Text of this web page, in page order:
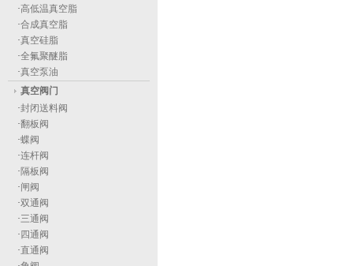
·高低温真空脂
·合成真空脂
·真空硅脂
·全氟聚醚脂
·真空泵油
真空阀门
·封闭送料阀
·翻板阀
·蝶阀
·连杆阀
· 隔板阀
·闸阀
·双通阀
·三通阀
· 四通阀
·直通阀